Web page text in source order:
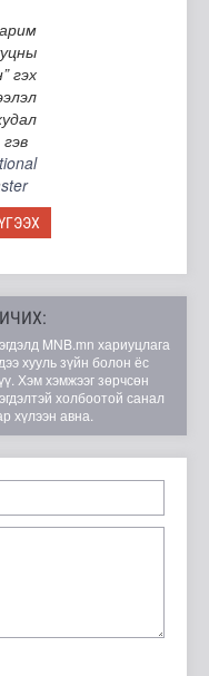
гэх
гэв
MNB.mn хариуцлага
хууль зүйн болон ёс
Хэм хэмжээг зөрчсөн
холбоотой санал
хүлээн авна.